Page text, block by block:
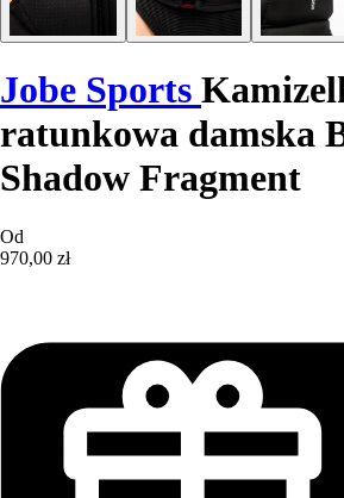
Jobe Sports
ratunkowa damska
Shadow Fragment
Od
970,00 zł